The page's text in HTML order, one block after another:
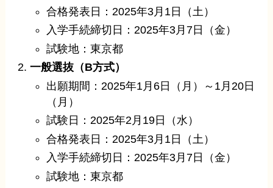
合格発表日：2025年3月1日（土）
入学手続締切日：2025年3月7日（金）
試験地：東京都
一般選抜（B方式）
出願期間：2025年1月6日（月）～1月20日
（月）
試験日：2025年2月19日（水）
合格発表日：2025年3月1日（土）
入学手続締切日：2025年3月7日（金）
試験地：東京都